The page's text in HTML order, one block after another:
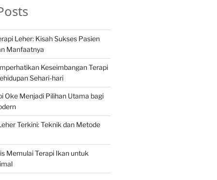
Leher: Kisah Sukses Pasien
Manfaatnya
Keseimbangan Terapi
Sehari-hari
Oke Menjadi Pilihan Utama bagi
Terkini: Teknik dan Metode
Memulai Terapi Ikan untuk